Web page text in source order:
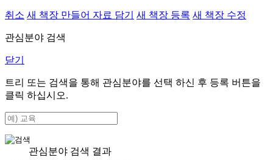
취소 새 책장 만들어 자료 담기 새 책장 등록 새 책장 수정
관심분야 검색
닫기
트리 또는 검색을 통해 관심분야를 선택 하신 후 등록 버튼을
클릭 하십시오.
관심분야 검색 결과